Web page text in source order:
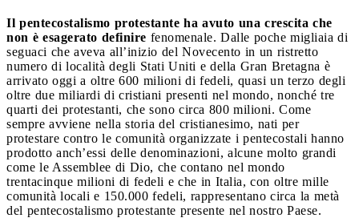
Il pentecostalismo protestante ha avuto una crescita che
non è esagerato definire fenomenale. Dalle poche migliaia di
seguaci che aveva all’inizio del Novecento in un ristretto
numero di località degli Stati Uniti e della Gran Bretagna è
arrivato oggi a oltre 600 milioni di fedeli, quasi un terzo degli
oltre due miliardi di cristiani presenti nel mondo, nonché tre
quarti dei protestanti, che sono circa 800 milioni. Come
sempre avviene nella storia del cristianesimo, nati per
protestare contro le comunità organizzate i pentecostali hanno
prodotto anch’essi delle denominazioni, alcune molto grandi
come le Assemblee di Dio, che contano nel mondo
trentacinque milioni di fedeli e che in Italia, con oltre mille
comunità locali e 150.000 fedeli, rappresentano circa la metà
del pentecostalismo protestante presente nel nostro Paese.